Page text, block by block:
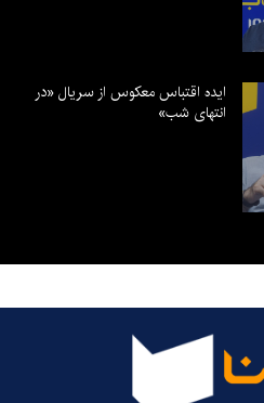
ایده اقتباس معکوس از سریال «در
انتهای شب»